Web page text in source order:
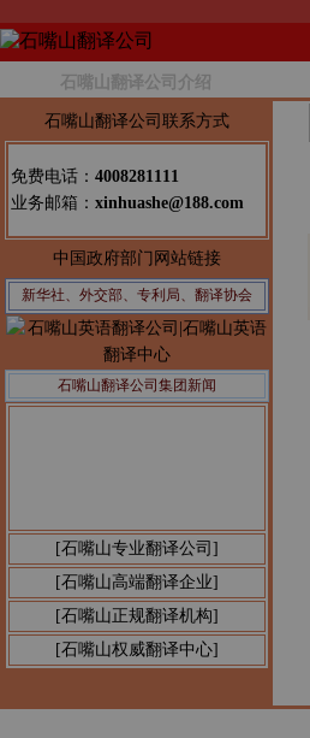
石嘴山翻译公司介绍
石嘴山翻译公司联系方式
免费电话： 4008281111
业务邮箱： xinhuashe@188.com
中国政府部门网站链接
新华社、外交部、专利局、翻译协会
石嘴山翻译公司集团新闻
公告1：
[石嘴山专业翻译公司]
[石嘴山高端翻译企业]
[石嘴山正规翻译机构]
[石嘴山权威翻译中心]